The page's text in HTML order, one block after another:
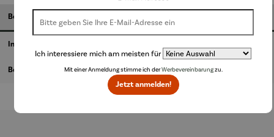
Beschreibung
Informationen zum Hersteller
Bewertungen
Ich interessiere mich am meisten für
Mit einer Anmeldung stimme ich derWerbevereinbarungzu.
Jetzt anmelden!